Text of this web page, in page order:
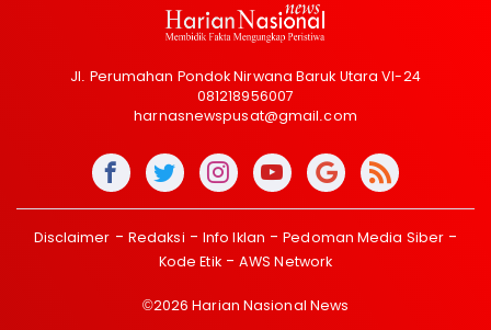
Jl. Perumahan Pondok Nirwana Baruk Utara VI-24
081218956007
harnasnewspusat@gmail.com
Disclaimer Redaksi Info Iklan
Pedoman Media Siber
Kode Etik
AWS Network
©2026 Harian Nasional News